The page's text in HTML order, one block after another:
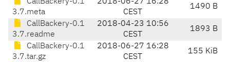
3.7.meta
CEST
1490 B
CallBackery-0.1
3.7.readme
2018-04-23 10:56
CEST
1893 B
CallBackery-0.1
3.7.tar.gz
2018-06-27 16:28
CEST
155 KiB